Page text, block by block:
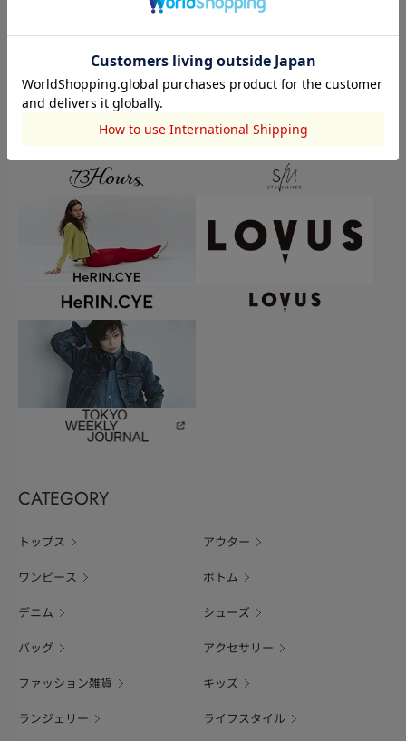
CATEGORY
トップス アウター
ワンピース ボトム
デニム シューズ
バッグ アクセサリー
ファッション雑貨 キッズ
ランジェリー ライフスタイル